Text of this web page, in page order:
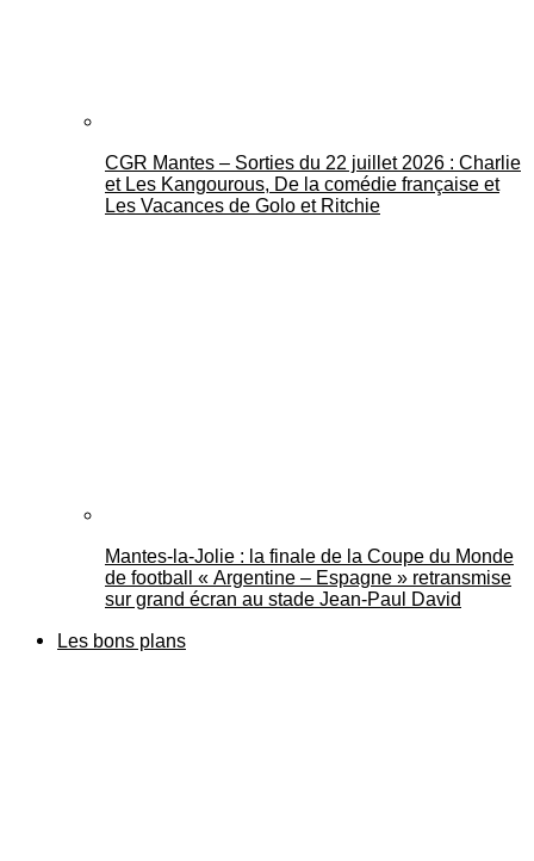
CGR Mantes – Sorties du 22 juillet 2026 : Charlie
et Les Kangourous, De la comédie française et
Les Vacances de Golo et Ritchie
Mantes-la-Jolie : la finale de la Coupe du Monde
de football « Argentine – Espagne » retransmise
sur grand écran au stade Jean-Paul David
Les bons plans